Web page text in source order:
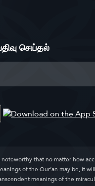
செய்தல்
noteworthy that no matter how
of the Qur’an may be, it
meanings of the